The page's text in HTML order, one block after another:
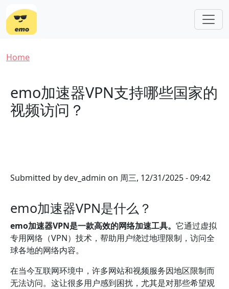
Breadcrumb
Home
emo加速器VPN支持哪些国家的
视频访问？
Submitted bydev_admin on 周三, 12/31/2025 - 09:42
emo加速器VPN是什么？
emo加速器VPN是一款高效的网络加速工具。 它通过虚拟
专用网络（VPN）技术，帮助用户绕过地理限制，访问全
球各地的网络内容。
在当今互联网环境中，许多网站和视频服务因地区限制而
无法访问。这让很多用户感到困扰，尤其是对那些希望观